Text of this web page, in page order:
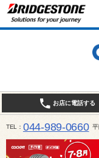
お店に電話する
TEL 044-989-0660